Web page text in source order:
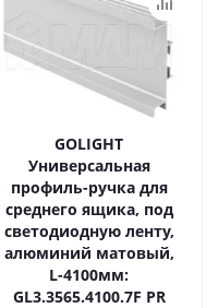
GOLIGHT
Универсальная
профиль-ручка для
среднего ящика, под
светодиодную ленту,
алюминий матовый,
L-4100мм:
GL3.3565.4100.7F PR